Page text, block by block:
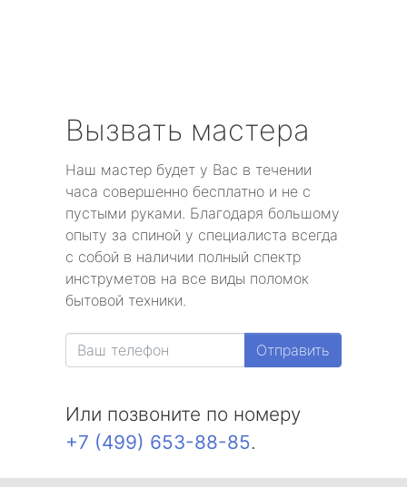
Вызвать мастера
Наш мастер будет у Вас в течении
часа совершенно бесплатно и не с
пустыми руками. Благодаря большому
опыту за спиной у специалиста всегда
с собой в наличии полный спектр
инструметов на все виды поломок
бытовой техники.
Отправить
Или позвоните по номеру
+7 (499) 653-88-85.